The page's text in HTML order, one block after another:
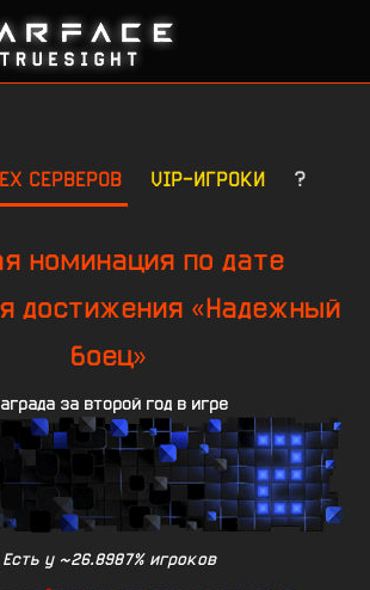
СЕРВЕРОВ VIP-ИГРОКИ ?
номинация по дате
достижения «Надежный
боец»
за второй год в игре
Есть у ~26.8987% игроков